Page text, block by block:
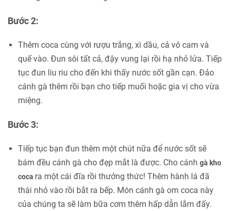
Bước 2:
Thêm coca cùng với rượu trắng, xì dầu, cả vỏ cam và
quế vào. Đun sôi tất cả, đậy vung lại rồi hạ nhỏ lửa. Tiếp
tục đun liu riu cho đến khi thấy nước sốt gần cạn. Đảo
cánh gà thêm rồi bạn cho tiếp muối hoặc gia vị cho vừa
miệng.
Bước 3:
Tiếp tục bạn đun thêm một chút nữa để nước sốt sẽ
bám đều cánh gà cho đẹp mắt là được. Cho cánh gà kho
coca ra một cái đĩa rồi thưởng thức! Thêm hành lá đã
thái nhỏ vào rồi bắt ra bếp. Món cánh gà om coca này
của chúng ta sẽ làm bữa cơm thêm hấp dẫn lắm đấy.